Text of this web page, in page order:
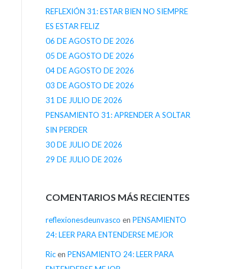
REFLEXIÓN 31: ESTAR BIEN NO SIEMPRE
ES ESTAR FELIZ
06 DE AGOSTO DE 2026
05 DE AGOSTO DE 2026
04 DE AGOSTO DE 2026
03 DE AGOSTO DE 2026
31 DE JULIO DE 2026
PENSAMIENTO 31: APRENDER A SOLTAR
SIN PERDER
30 DE JULIO DE 2026
29 DE JULIO DE 2026
COMENTARIOS MÁS RECIENTES
reflexionesdeunvasco en PENSAMIENTO
24: LEER PARA ENTENDERSE MEJOR
Ricen PENSAMIENTO 24: LEER PARA